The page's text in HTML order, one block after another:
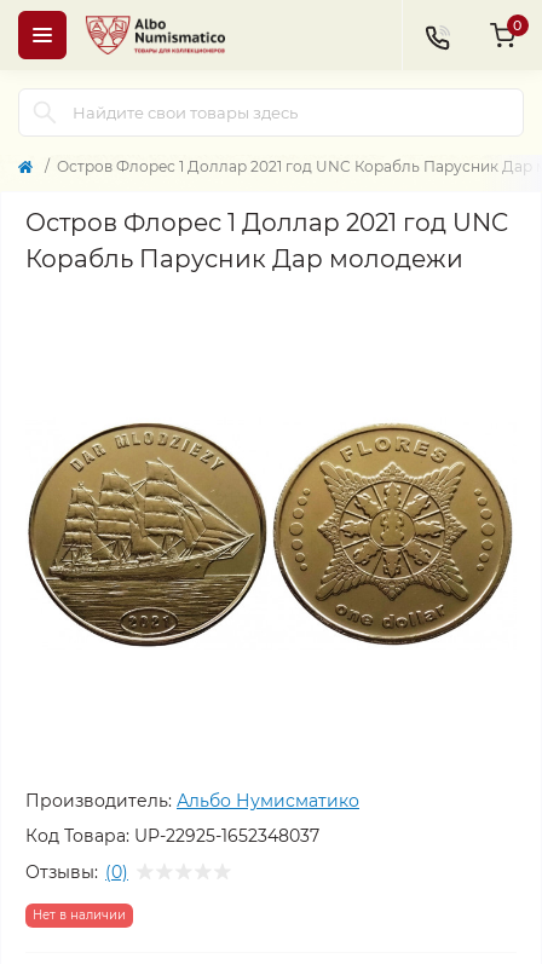
0
Остров Флорес 1 Доллар 2021 год UNC Корабль Парусник
Остров Флорес 1 Доллар 2021 год UNC
Корабль Парусник Дар молодежи
Производитель: Альбо Нумисматико
Код Товара: UP-22925-1652348037
Отзывы: (0)
Нет в наличии